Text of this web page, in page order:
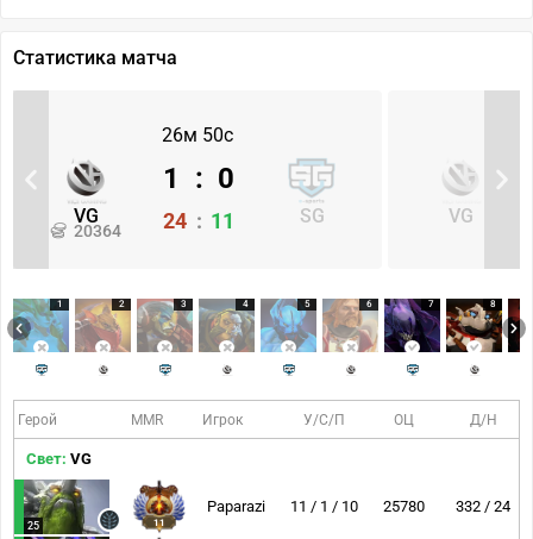
Статистика матча
26м 50с
VG
20364
SG
1 : 0
24 : 11 VG
1 2 3 4 5 6 7 8
Герой MMR Игрок У/С/П ОЦ Д/Н
Свет: VG
25 11
Paparazi 11 / 1 / 10 25780 332 / 24